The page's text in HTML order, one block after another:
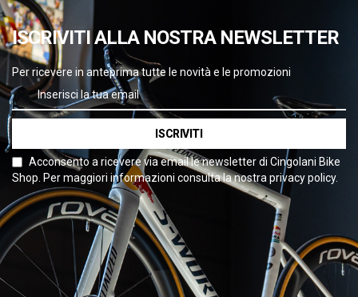
ISCRIVITI ALLA NOSTRA NEWSLETTER
Per ricevere in anteprima tutte le novità e le promozioni
ISCRIVITI
Acconsento a ricevere via email le newsletter di Cingolani Bike
Shop. Per maggiori informazioni consulta la nostra privacy policy.